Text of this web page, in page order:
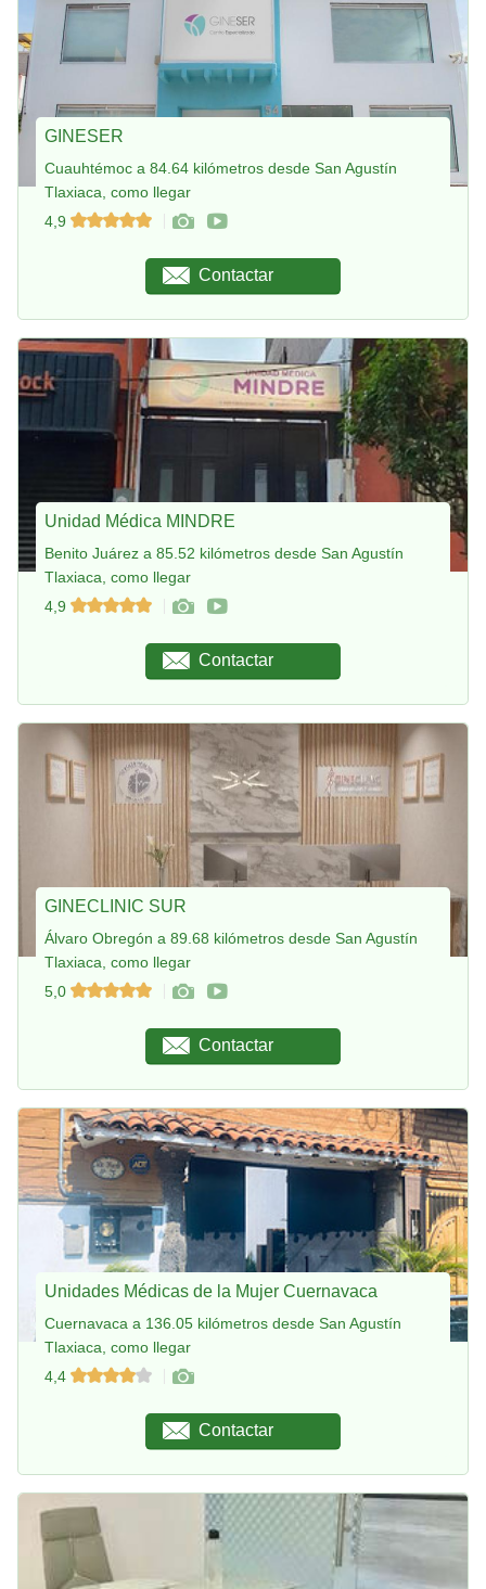
GINESER
Cuauhtémoc a 84.64 kilómetros desde San Agustín
Tlaxiaca, como llegar
4,9
Contactar
Unidad Médica MINDRE
Benito Juárez a 85.52 kilómetros desde San Agustín
Tlaxiaca, como llegar
4,9
Contactar
GINECLINIC SUR
Álvaro Obregón a 89.68 kilómetros desde San Agustín
Tlaxiaca, como llegar
5,0
Contactar
Unidades Médicas de la Mujer Cuernavaca
Cuernavaca a 136.05 kilómetros desde San Agustín
Tlaxiaca, como llegar
4,4
Contactar